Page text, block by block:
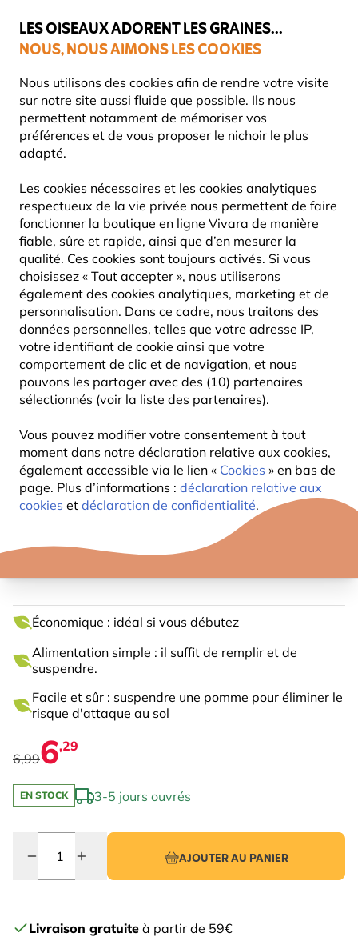
LES OISEAUX ADORENT LES GRAINES...
NOUS, NOUS AIMONS LES COOKIES
Nous utilisons des cookies afin de rendre votre visite
sur notre site aussi fluide que possible. Ils nous
permettent notamment de mémoriser vos
préférences et de vous proposer le nichoir le plus
adapté.
Les cookies nécessaires et les cookies analytiques
respectueux de la vie privée nous permettent de faire
fonctionner la boutique en ligne Vivara de manière
fiable, sûre et rapide, ainsi que d’en mesurer la
qualité. Ces cookies sont toujours activés. Si vous
choisissez « Tout accepter », nous utiliserons
également des cookies analytiques, marketing et de
personnalisation. Dans ce cadre, nous traitons des
données personnelles, telles que votre adresse IP,
votre identifiant de cookie ainsi que votre
comportement de clic et de navigation, et nous
pouvons les partager avec des (10) partenaires
sélectionnés (voir la liste des partenaires).
Vous pouvez modifier votre consentement à tout
moment dans notre déclaration relative aux cookies,
également accessible via le lien « Cookies » en bas de
page. Plus d’informations : déclaration relative aux
cookies et déclaration de confidentialité.
catégories.
Très bien noté dans 11 pays
Mangeoires Pour Oiseaux Mangeoires pour des aliments
10% DE RÉDUCTION
MANGEOIRE COLUMBUS
Économique : idéal si vous débutez
Alimentation simple : il suffit de remplir et de
suspendre.
Facile et sûr : suspendre une pomme pour éliminer le
risque d'attaque au sol
6,996,29
EN STOCK 3-5 jours ouvrés
AJOUTER AU PANIER
Livraison gratuite à partir de 59€